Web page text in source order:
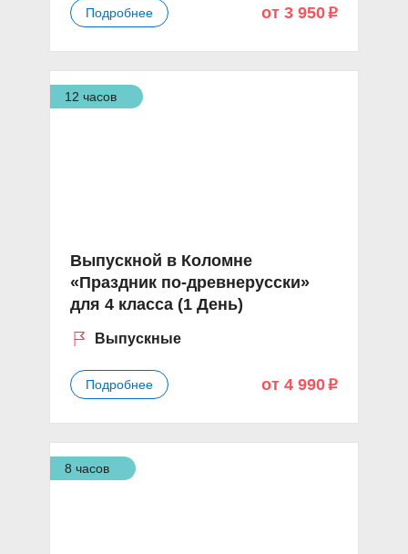
Подробнее от 3 950 p
12 часов
Выпускной в Коломне
«Праздник по-древнерусски»
для 4 класса (1 День)
Выпускные
Подробнее от 4 990 p
8 часов